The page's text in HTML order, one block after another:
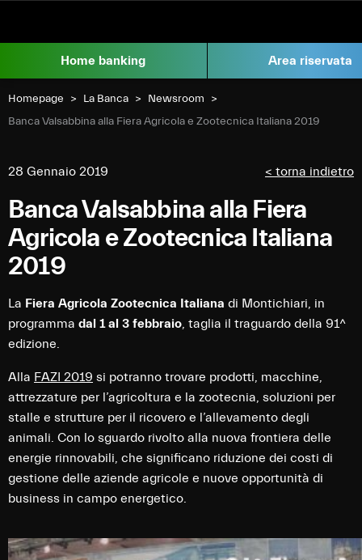
Home banking Area riservata
Homepage La Banca
Newsroom
Current:
Banca Valsabbina alla Fiera Agricola e Zootecnica Italiana 2019
28 Gennaio 2019 < torna indietro
Banca Valsabbina alla Fiera
Agricola e Zootecnica Italiana
2019
La Fiera Agricola Zootecnica Italiana di Montichiari, in
programma dal 1 al 3 febbraio , taglia il traguardo della 91^
edizione.
Alla FAZI 2019 si potranno trovare prodotti, macchine,
attrezzature per l’agricoltura e la zootecnia, soluzioni per
stalle e strutture per il ricovero e l’allevamento degli
animali. Con lo sguardo rivolto alla nuova frontiera delle
energie rinnovabili, che significano riduzione dei costi di
gestione delle aziende agricole e nuove opportunità di
business in campo energetico.